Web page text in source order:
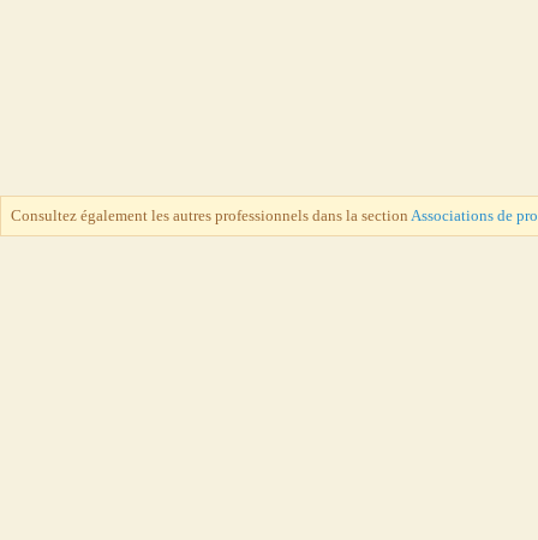
Consultez également les autres professionnels dans la section Associations de